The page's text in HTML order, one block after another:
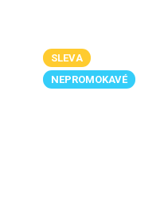
SLEVA
NEPROMOKAVÉ